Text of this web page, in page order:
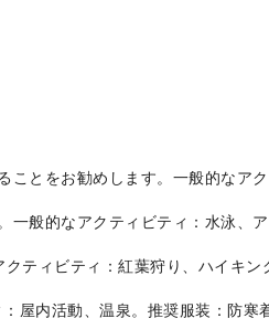
とをお勧めします。一般的なアク
般的なアクティビティ：水泳、
ティビティ：紅葉狩り、ハイキン
内活動、温泉。推奨服装：防寒